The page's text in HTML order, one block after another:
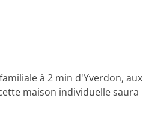
à 2 min d'Yverdon, aux
maison individuelle saura